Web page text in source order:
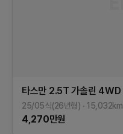
타스만 2.5T 가솔린 4WD
25/05식(26년형) 15,032km
4,270만원